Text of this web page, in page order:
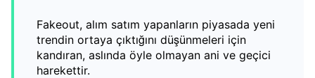
Fakeout, alım satım yapanların piyasada yeni
trendin ortaya çıktığını düşünmeleri için
kandıran, aslında öyle olmayan ani ve geçici
harekettir.